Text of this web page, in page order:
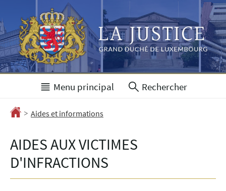
à
la
navigation
au
contenu
Menu principal Rechercher
Accueil
> Aides et informations
AIDES AUX VICTIMES
D'INFRACTIONS